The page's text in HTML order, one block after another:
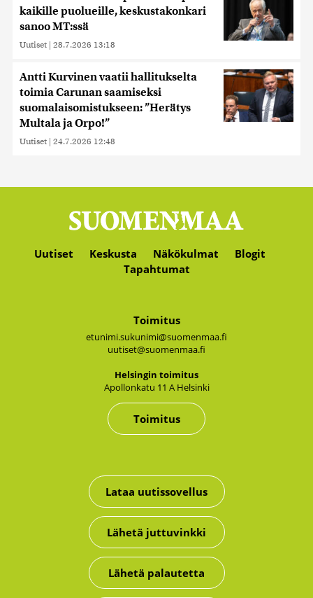
kaikille puolueille, keskustakonkari
sanoo MT:ssä
Uutiset | 28.7.2026 13:18
Antti Kurvinen vaatii hallitukselta
toimia Carunan saamiseksi
suomalaisomistukseen: ”Herätys
Multala ja Orpo!”
Uutiset | 24.7.2026 12:48
Uutiset Keskusta Näkökulmat
Blogit
Tapahtumat
Toimitus
etunimi.sukunimi@suomenmaa.fi
uutiset@suomenmaa.fi
Hel­sin­gin toi­mi­tus
Apol­lon­ka­tu 11 A Hel­sin­ki
Toimitus
Lataa uutissovellus
Lähetä juttuvinkki
Lähetä palautetta